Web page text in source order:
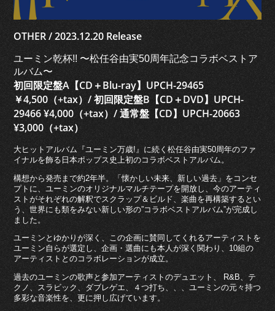
OTHER / 2023.12.20 Release
ユーミン乾杯!! 〜松任谷由実50周年記念コラボベストア
ルバム〜
初回限定盤A【CD＋Blu-ray】UPCH-29465
￥4,500（+tax）/ 初回限定盤B【CD＋DVD】UPCH-
29466 ¥4,000（+tax）/ 通常盤【CD】UPCH-20663
¥3,000（+tax）
大ヒットアルバム『ユーミン万歳!』に続く松任谷由実50周年のファ
イナルを飾る日本ポップス史上初のコラボベストアルバム。
構想から発売まで約2年半。「懐かしい未来、新しい過去」をコンセ
プトに、ユーミンのオリジナルマルチテープを開放し、今のアーティ
ストがそれぞれの解釈でスクラップ＆ビルド、楽曲を再構築するとい
う、世界にも類をみない新しい形の”コラボベストアルバム”が完成し
ました。
ユーミンとゆかりが深く、この企画に賛同してくれるアーティストを
ユーミン自らが選定し、企画・選曲にも本人が深く関わり、10組の
アーティストとのコラボレーションが成立。
過去のユーミンの歌声と参加アーティストのデュエット、 R&B、テ
クノ、スラビック、ダブレゲエ、４つ打ち、、、ユーミンの元々持つ
多彩な音楽性を、更に押し広げています。